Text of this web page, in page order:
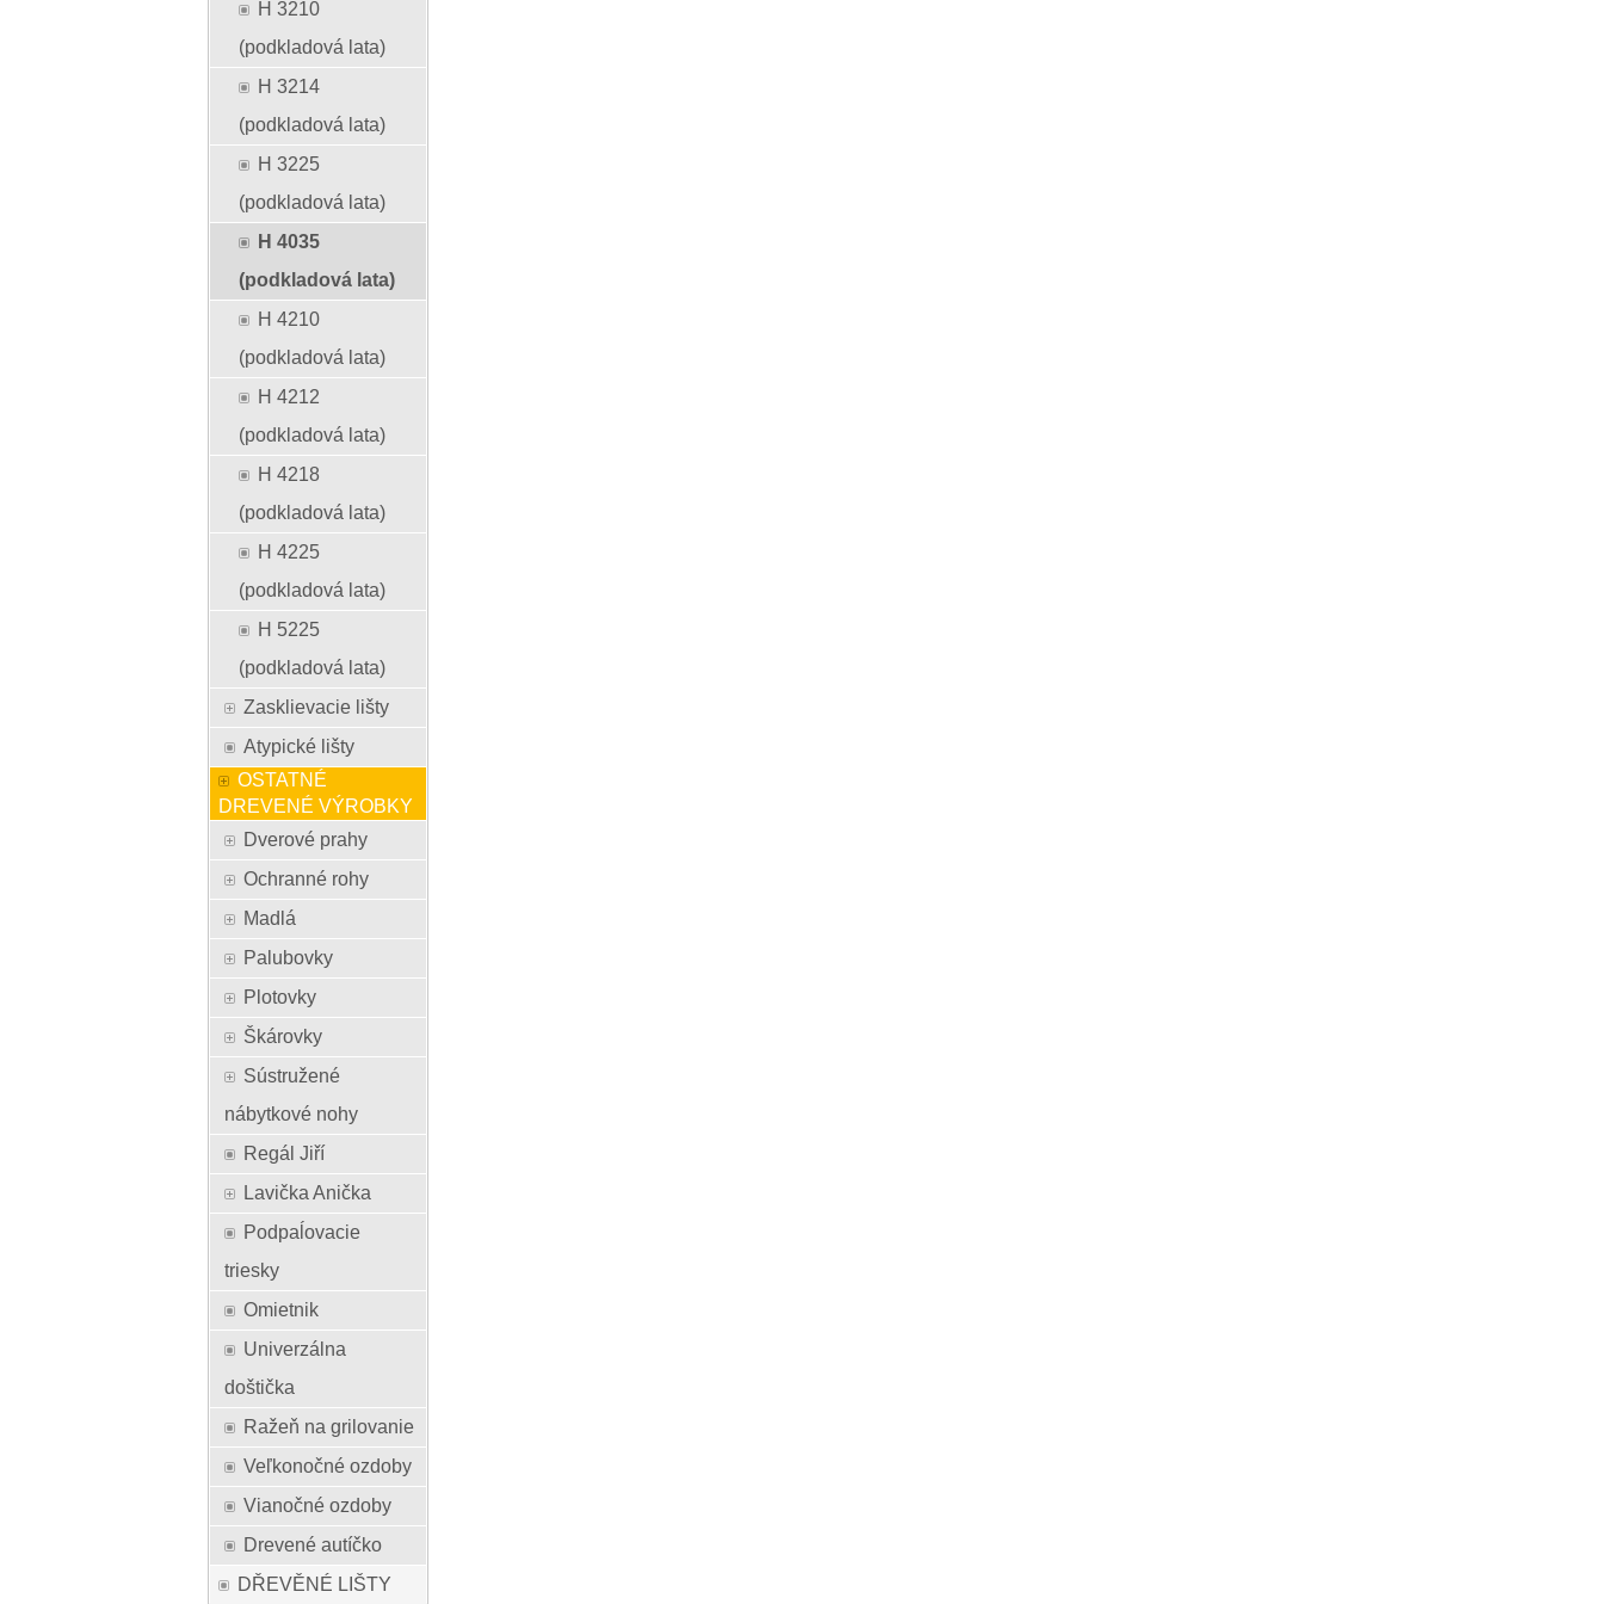
H 3210
(podkladová lata)
H 3214
(podkladová lata)
H 3225
(podkladová lata)
H 4035
(podkladová lata)
H 4210
(podkladová lata)
H 4212
(podkladová lata)
H 4218
(podkladová lata)
H 4225
(podkladová lata)
H 5225
(podkladová lata)
Zasklievacie lišty
Atypické lišty
OSTATNÉ
DREVENÉ VÝROBKY
Dverové prahy
Ochranné rohy
Madlá
Palubovky
Plotovky
Škárovky
Sústružené
nábytkové nohy
Regál Jiří
Lavička Anička
Podpaĺovacie
triesky
Omietnik
Univerzálna
doštička
Ražeň na grilovanie
Veľkonočné ozdoby
Vianočné ozdoby
Drevené autíčko
DŘEVĚNÉ LIŠTY